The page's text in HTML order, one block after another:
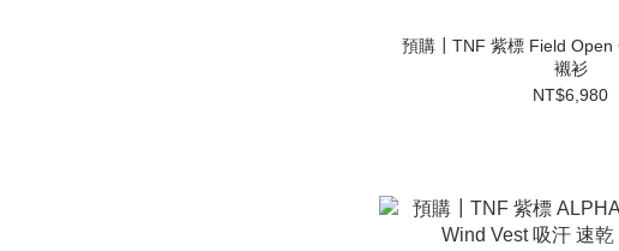
預購┃TNF 紫標 Field Open
襯衫
NT$6,980